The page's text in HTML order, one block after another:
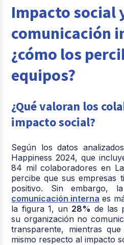
Impacto social
comunicación
¿cómo los
equipos?
¿Qué valoran los
impacto social?
Según los datos
Happiness 2024, que
84 mil colaboradores en
percibe que sus empresas
positivo. Sin embargo,
comunicación interna es
la figura 1, un 28% de las
su organización no
transparente, mientras
mismo respecto al impacto